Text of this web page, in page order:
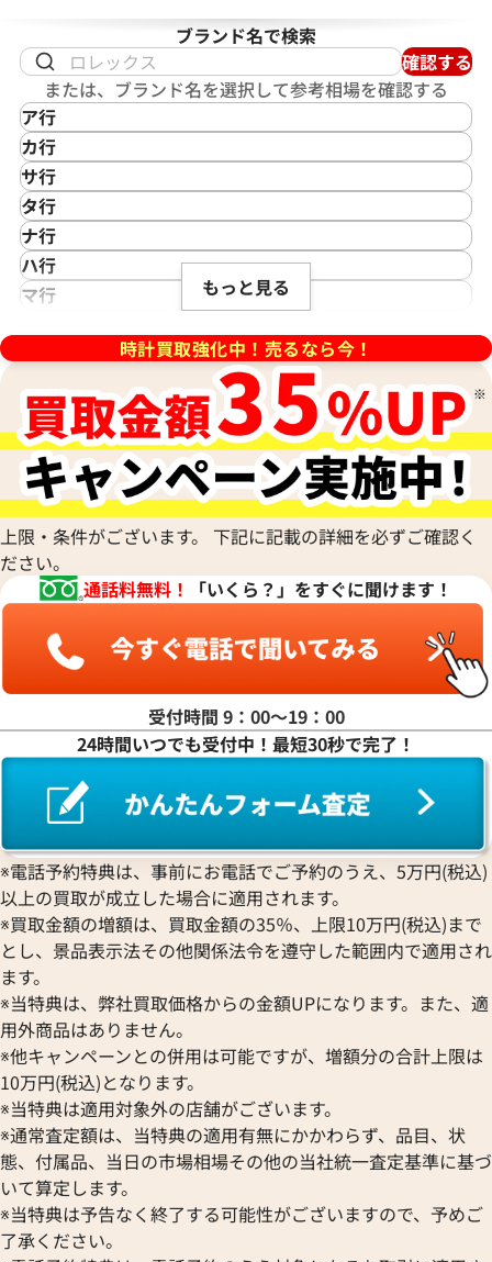
28日時点の参考買取価格で
SS
参考買取価格
84,000 円
※2021年10月28日時点の参考
す
ンドクラシック L4.691.6
格
28日時点の参考買取価格で
ロンジン アガシー L4.691.6
参考買取価格
72,000円
※2021年10月28日時点の参考
す
ブランド名で検索
確認する
または、ブランド名を選択して参考相場を確認する
ア行
IKEPOD
アイクポッド
IWC
アイダブリューシー
Azimuth
アジムース
ANONIMO
Alain Silberstein
アラン・シルベスタイン
Armand Nicolet
アルマン・ニコレ
WALTHAM
ウォルサム
HUBLOT
ウブロ
ETERNA
エテルナ
エドックス
EBERHARD
エベラール
エポス
Hermes
エルメス
OMEGA
オメガ
ORIENT
オリエント
ORIS
オリス
Audemars Piguet
オーデマ ピゲ
Vacheron Constantin
ヴァシュロン・コンスタンタン
Van Cleef & Arpels
ヴァンクリーフ＆アーペル
Versace
ヴェルサーチ
Wempe
カ行
CASIO
カシオ
Cartier
カルティエ
Gaga Milano
ガガミラノ
Quinting
クインティング
Cuervo y Sobrinos
クエルボ・イ・ソブリノス
CVSTOS
クストス
Chronoswiss
クロノスイス
GUCCI
グッチ
Graham
Grand Seiko
グランドセイコー
CORUM
コルム
Concord
コンコルド
サ行
Saint Laurent
サンローラン
Shellman
シェルマン
CITIZEN
シチズン
CHANEL
シャネル
Chopard
ショパール
CHAUMET
ショーメ
Jacob & Co.
ジェイコブ
Gerald Genta
ジェラルド・ジェンタ
ジャガー・ルクルト
Jaquet Droz
Girard-Perregaux
ジラール・ペルゴ
Sinn
ストーヴァ
SEIKO
セイコー
CENTURY
センチュリー
ZENITH
ゼニス
タ行
TAG Heuer
タグ・ホイヤー
Daniel Roth
ダニエル・ロート
TUDOR
チューダー(チュードル)
Tiffany & Co.
ティファニー
Dior
ディオール
ナ行
NOMOS Glashütte
ノモス グラスヒュッテ
ハ行
Hamilton
Harry Winston
Patek Philippe
パテック フィリップ
Panerai
パネライ
Parmigiani Fleurier
パルミジャーニ・フルリエ
Piaget
ピアジェ
PIERRE KUNZ
ピエール・クンツ
FRANCK MULLER
ブシュロン
BREITLING
ブライトリング
Blancpain
ブランパン
BVLGARI
ブルガリ
Breguet
ブレゲ
BULOVA
ブローバ
Bell & Ross
ベル＆ロス
BAUME＆MERCIER
ボーム＆メルシエ
BALL Watch
ボール ウォッチ
マ行
モーリス・ラクロア
RALPH LAUREN
Richard Mille
リシャール・ミル
Louis Vuitton
ルイ・ヴィトン
Luminox
ルミノックス
Ressence
レッセンス
ROGER DUBUIS
ロジェ・デュブイ
ROLEX
ロレックス
ロンジン
もっと見る
時計買取強化中！売るなら今！
上限・条件がございます。 下記に記載の詳細を必ずご確認く
ださい。
通話料無料！
「いくら？」をすぐに聞けます！
受付時間 9：00〜19：00
24時間いつでも受付中！最短30秒で完了！
※電話予約特典は、事前にお電話でご予約のうえ、5万円(税込)
以上の買取が成立した場合に適用されます。
※買取金額の増額は、買取金額の35％、上限10万円(税込)まで
とし、景品表示法その他関係法令を遵守した範囲内で適用され
ます。
※当特典は、弊社買取価格からの金額UPになります。また、適
用外商品はありません。
※他キャンペーンとの併用は可能ですが、増額分の合計上限は
10万円(税込)となります。
※当特典は適用対象外の店舗がございます。
※通常査定額は、当特典の適用有無にかかわらず、品目、状
態、付属品、当日の市場相場その他の当社統一査定基準に基づ
いて算定します。
※当特典は予告なく終了する可能性がございますので、予めご
了承ください。